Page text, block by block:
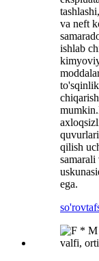
va neft
ishlab
qilish
ega.
so'rov